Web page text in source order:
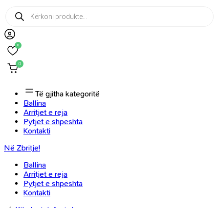
Products
search
0
0
Të gjitha kategoritë
Ballina
Arritjet e reja
Pytjet e shpeshta
Kontakti
Në Zbritje!
Ballina
Arritjet e reja
Pytjet e shpeshta
Kontakti